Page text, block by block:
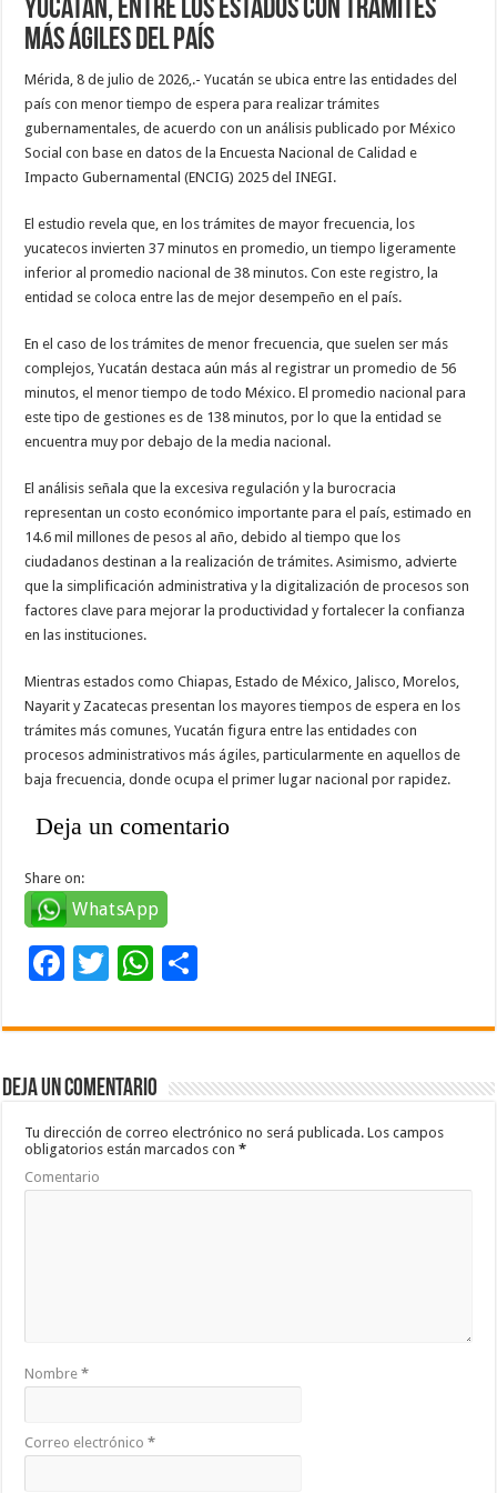
Yucatán, entre los estados con trámites
más ágiles del país
Mérida, 8 de julio de 2026,.- Yucatán se ubica entre las entidades del
país con menor tiempo de espera para realizar trámites
gubernamentales, de acuerdo con un análisis publicado por México
Social con base en datos de la Encuesta Nacional de Calidad e
Impacto Gubernamental (ENCIG) 2025 del INEGI.
El estudio revela que, en los trámites de mayor frecuencia, los
yucatecos invierten 37 minutos en promedio, un tiempo ligeramente
inferior al promedio nacional de 38 minutos. Con este registro, la
entidad se coloca entre las de mejor desempeño en el país.
En el caso de los trámites de menor frecuencia, que suelen ser más
complejos, Yucatán destaca aún más al registrar un promedio de 56
minutos, el menor tiempo de todo México. El promedio nacional para
este tipo de gestiones es de 138 minutos, por lo que la entidad se
encuentra muy por debajo de la media nacional.
El análisis señala que la excesiva regulación y la burocracia
representan un costo económico importante para el país, estimado en
14.6 mil millones de pesos al año, debido al tiempo que los
ciudadanos destinan a la realización de trámites. Asimismo, advierte
que la simplificación administrativa y la digitalización de procesos son
factores clave para mejorar la productividad y fortalecer la confianza
en las instituciones.
Mientras estados como Chiapas, Estado de México, Jalisco, Morelos,
Nayarit y Zacatecas presentan los mayores tiempos de espera en los
trámites más comunes, Yucatán figura entre las entidades con
procesos administrativos más ágiles, particularmente en aquellos de
baja frecuencia, donde ocupa el primer lugar nacional por rapidez.
Deja un comentario
Share on:
WhatsApp
F
e
b
o
o
k
T
tt
er
W
at
sA
p
p
m
ar
ti
Deja un comentario
Tu dirección de correo electrónico no será publicada. Los campos
obligatorios están marcados con*
Comentario
Nombre*
Correo electrónico*